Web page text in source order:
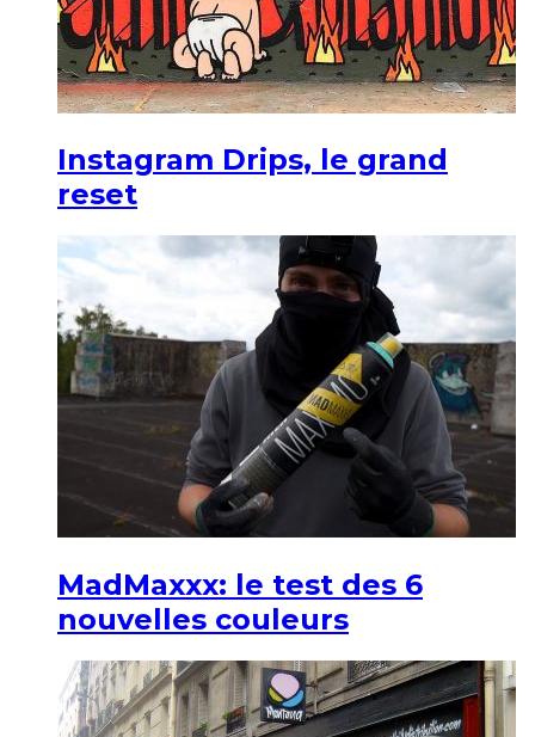
Instagram Drips, le grand
reset
MadMaxxx: le test des 6
nouvelles couleurs